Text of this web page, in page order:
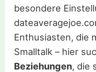
besondere
Enthusiasten, die
Smalltalk – hier
Beziehungen, die